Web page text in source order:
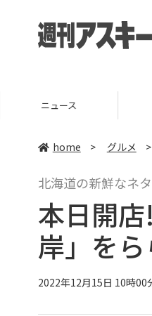
ニュース
home > グルメ >
北海道の新鮮なネ
本日開
岸」を
2022年12月15日 10時00